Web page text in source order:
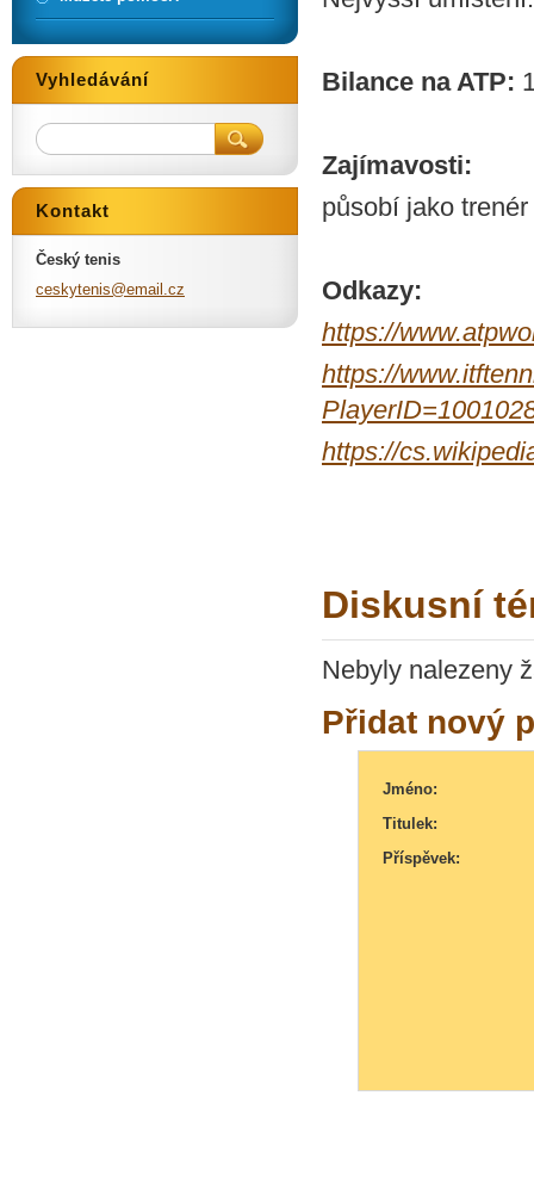
Bilance na ATP:
Zajímavosti:
působí jako
Odkazy:
https://
https://
https://
Diskusní
Nebyly nalezeny
Přidat nový
Jméno:
Titulek:
Příspěvek:
Vyhledávání
Kontakt
Český tenis
ceskytenis@email .cz